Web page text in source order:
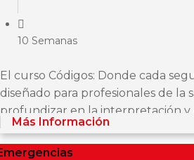
10 Semanas
El curso Códigos: Donde cada
diseñado para profesionales de la
profundizar en la interpretación y
médicos de emergencia. El curso...
Más Información